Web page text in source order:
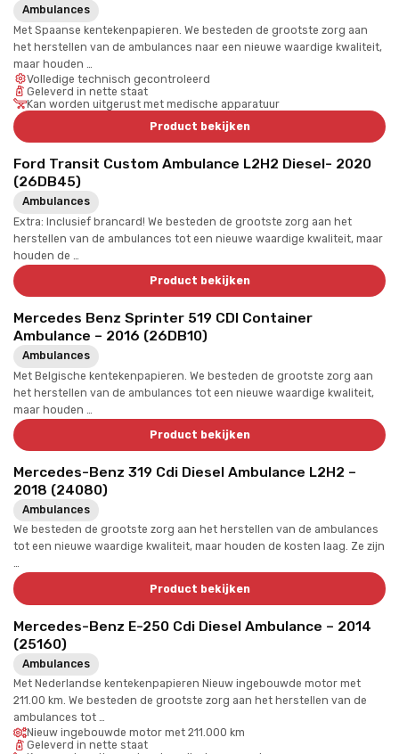
Ambulances
Met Spaanse kentekenpapieren. We besteden de grootste zorg aan
het herstellen van de ambulances naar een nieuwe waardige kwaliteit,
maar houden …
Volledige technisch gecontroleerd
Geleverd in nette staat
Kan worden uitgerust met medische apparatuur
Product bekijken
Ford Transit Custom Ambulance L2H2 Diesel- 2020
(26DB45)
Ambulances
Extra: Inclusief brancard! We besteden de grootste zorg aan het
herstellen van de ambulances tot een nieuwe waardige kwaliteit, maar
houden de …
Product bekijken
Mercedes Benz Sprinter 519 CDI Container
Ambulance – 2016 (26DB10)
Ambulances
Met Belgische kentekenpapieren. We besteden de grootste zorg aan
het herstellen van de ambulances tot een nieuwe waardige kwaliteit,
maar houden …
Product bekijken
Mercedes-Benz 319 Cdi Diesel Ambulance L2H2 –
2018 (24080)
Ambulances
We besteden de grootste zorg aan het herstellen van de ambulances
tot een nieuwe waardige kwaliteit, maar houden de kosten laag. Ze zijn
…
Product bekijken
Mercedes-Benz E-250 Cdi Diesel Ambulance – 2014
(25160)
Ambulances
Met Nederlandse kentekenpapieren Nieuw ingebouwde motor met
211.00 km. We besteden de grootste zorg aan het herstellen van de
ambulances tot …
Nieuw ingebouwde motor met 211.000 km
Geleverd in nette staat